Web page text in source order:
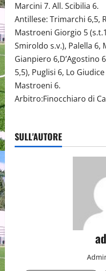
Marcini 7. All. Scibilia 6.
Antillese: Trimarchi 6,5,
Mastroeni Giorgio 5
Smiroldo s.v.), Palella 6,
Gianpiero 6,D’Agostino
5,5), Puglisi 6, Lo
Mastroeni 6.
Arbitro:Finocchiaro di
SULL'AUTORE